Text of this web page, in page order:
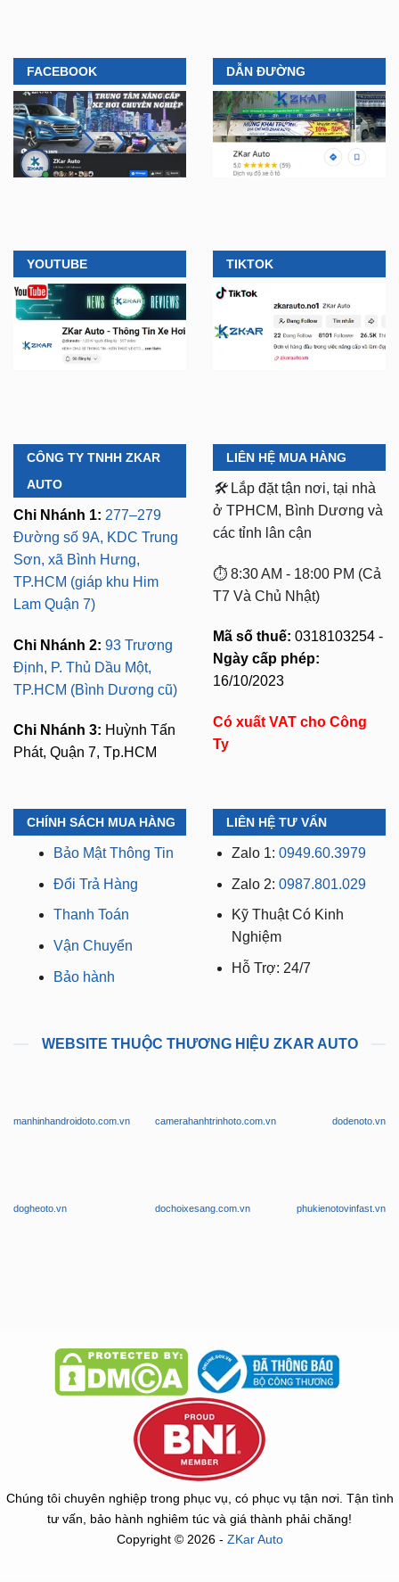
FACEBOOK DẪN ĐƯỜNG
YOUTUBE TIKTOK
CÔNG TY TNHH ZKAR
AUTO
Chi Nhánh 1: 277–279
Đường số 9A, KDC Trung
Sơn, xã Bình Hưng,
TP.HCM (giáp khu Him
Lam Quận 7)
Chi Nhánh 2: 93 Trương
Định, P. Thủ Dầu Một,
TP.HCM (Bình Dương cũ)
Chi Nhánh 3: Huỳnh Tấn
Phát, Quận 7, Tp.HCM
LIÊN HỆ MUA HÀNG
🛠️ Lắp đặt tận nơi, tại nhà
ở TPHCM, Bình Dương và
các tỉnh lân cận
⏱️ 8:30 AM - 18:00 PM (Cả
T7 Và Chủ Nhật)
Mã số thuế: 0318103254 -
Ngày cấp phép:
16/10/2023
Có xuất VAT cho Công
Ty
CHÍNH SÁCH MUA HÀNG
Bảo Mật Thông Tin
Đổi Trả Hàng
Thanh Toán
Vận Chuyển
Bảo hành
LIÊN HỆ TƯ VẤN
Zalo 1: 0949.60.3979
Zalo 2: 0987.801.029
Kỹ Thuật Có Kinh
Nghiệm
Hỗ Trợ: 24/7
WEBSITE THUỘC THƯƠNG HIỆU ZKAR AUTO
manhinhandroidoto.com.vn camerahanhtrinhoto.com.vn dodenoto.vn
dogheoto.vn dochoixesang.com.vn phukienotovinfast.vn
Chúng tôi chuyên nghiệp trong phục vụ, có phục vụ tận nơi. Tận tình
tư vấn, bảo hành nghiêm túc và giá thành phải chăng!
Copyright © 2026 - ZKar Auto